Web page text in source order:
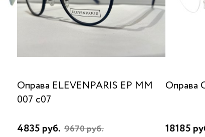
Оправа ELEVENPARIS EP MM
007 c07
4835 руб. 9670 руб.
Оправа
18185